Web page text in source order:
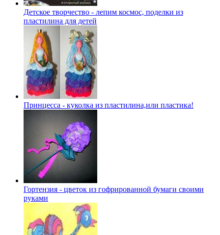
Детское творчество - лепим космос, поделки из
пластилина для детей
Принцесса - куколка из пластилина,или пластика!
Гортензия - цветок из гофрированной бумаги своими
руками